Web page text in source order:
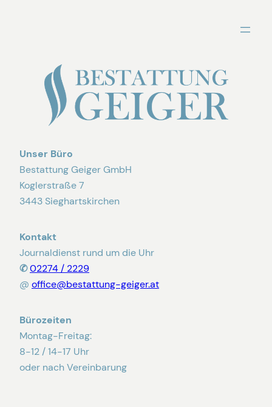
Unser Büro
Bestattung Geiger GmbH
Koglerstraße 7
3443 Sieghartskirchen
Kontakt
Journaldienst rund um die Uhr
✆02274 / 2229
@ office@bestattung-geiger.at
Bürozeiten
Montag-Freitag:
8-12 / 14-17 Uhr
oder nach Vereinbarung